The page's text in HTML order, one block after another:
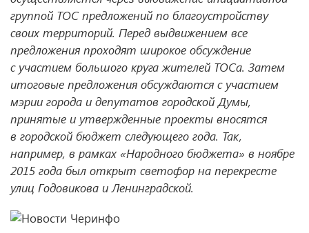
группой ТОС предложений по благоустройству
своих территорий. Перед выдвижением все
предложения проходят широкое обсуждение
с участием большого круга жителей ТОСа. Затем
итоговые предложения обсуждаются с участием
мэрии города и депутатов городской Думы,
принятые и утвержденные проекты вносятся
в городской бюджет следующего года. Так,
например, в рамках «Народного бюджета» в ноябре
2015 года был открыт светофор на перекресте
улиц Годовикова и Ленинградской.